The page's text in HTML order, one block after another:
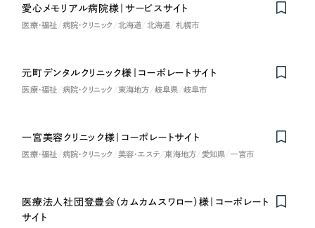
愛心メモリアル病院様｜サービスサイト
医療・福祉 病院・クリニック 北海道 北海道 札幌市
元町デンタルクリニック様｜コーポレートサイト
医療・福祉 病院・クリニック 東海地方 岐阜県 岐阜市
一宮美容クリニック様｜コーポレートサイト
医療・福祉 病院・クリニック 美容・エステ 東海地方 愛知県 一宮市
医療法人社団登豊会（カムカムスワロー）様｜コーポレート
サイト